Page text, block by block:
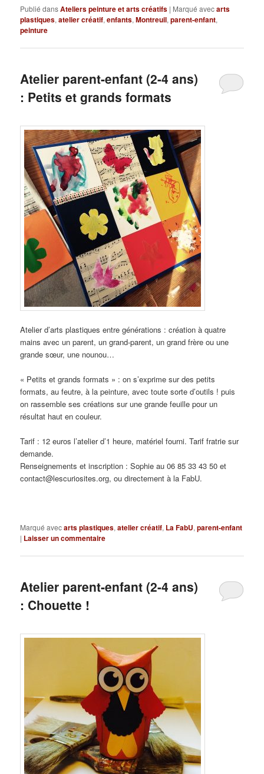
Publié dansAteliers peinture et arts créatifs | Marqué avecarts
plastiques,atelier créatif,enfants,Montreuil,parent-enfant,
peinture
Atelier parent-enfant (2-4 ans)
: Petits et grands formats
Atelier d’arts plastiques entre générations : création à quatre
mains avec un parent, un grand-parent, un grand frère ou une
grande sœur, une nounou…
« Petits et grands formats » : on s’exprime sur des petits
formats, au feutre, à la peinture, avec toute sorte d’outils ! puis
on rassemble ses créations sur une grande feuille pour un
résultat haut en couleur.
Tarif : 12 euros l’atelier d’1 heure, matériel fourni. Tarif fratrie sur
demande.
Renseignements et inscription : Sophie au 06 85 33 43 50 et
contact@lescuriosites.org, ou directement à la FabU.
Marqué avecarts plastiques,atelier créatif, La FabU,parent-enfant
| Laisser un commentaire
Atelier parent-enfant (2-4 ans)
: Chouette !